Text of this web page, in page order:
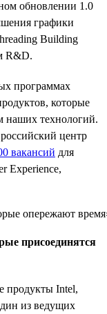
обновлении 1.0
графики
Building
R&D.
программах
которые
наших технологий.
центр
вакансий для
Experience,
присоединятся
продукты Intel,
из ведущих